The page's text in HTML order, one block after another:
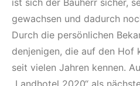
gewachsen und dadurch
Durch die persönlichen
denjenigen, die auf den Hof
seit vielen Jahren kennen.
„Landhotel 2020“ als